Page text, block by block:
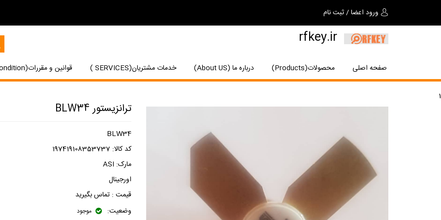
ورود اعضا/ثبت نام
rfkey.ir
صفحه اصلی محصولات(Products) درباره ما (About US) خدمات مشتریان(SERVICES ) قوانین و مقررات(Terms and Condition)
1
ترانزیستور BLW34
BLW34
کد کالا: 197419108353737
مارک: ASI
اورجینال
قیمت : تماس بگیرید
وضعیت:
موجود